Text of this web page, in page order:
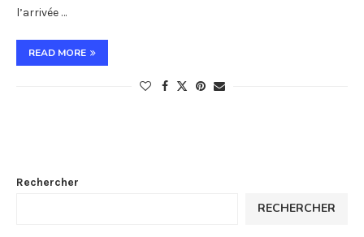
l’arrivée …
READ MORE
Rechercher
RECHERCHER